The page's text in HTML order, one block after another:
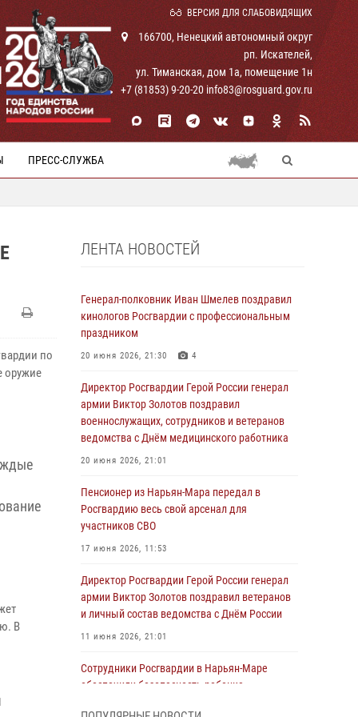
ВЕРСИЯ ДЛЯ СЛАБОВИДЯЩИХ
166700, Ненецкий автономный округ
рп. Искателей,
ул. Тиманская, дом 1а, помещение 1н
+7 (81853) 9-20-20 info83@rosguard.gov.ru
ПРЕСС-СЛУЖБА
по
оружие
В
ЛЕНТА НОВОСТЕЙ
Генерал-полковник Иван Шмелев поздравил
кинологов Росгвардии с профессиональным
праздником
20 июня 2026, 21:30 4
Директор Росгвардии Герой России генерал
армии Виктор Золотов поздравил
военнослужащих, сотрудников и ветеранов
ведомства с Днём медицинского работника
20 июня 2026, 21:01
Пенсионер из Нарьян-Мара передал в
Росгвардию весь свой арсенал для
участников СВО
17 июня 2026, 11:53
Директор Росгвардии Герой России генерал
армии Виктор Золотов поздравил ветеранов
и личный состав ведомства с Днём России
11 июня 2026, 21:01
Сотрудники Росгвардии в Нарьян-Маре
обеспечили безопасность ребенка,